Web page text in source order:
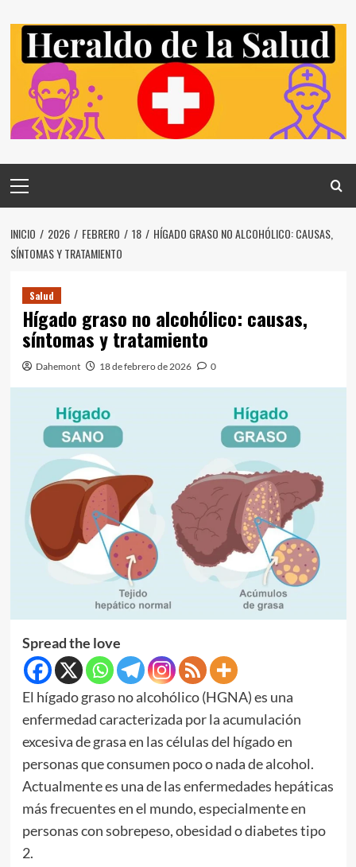
contenido
principal
INICIO 2026 FEBRERO 18
HÍGADO GRASO NO ALCOHÓLICO: CAUSAS,
SÍNTOMAS Y TRATAMIENTO
Salud
Hígado graso no alcohólico: causas,
síntomas y tratamiento
Dahemont 18 de febrero de 2026 0
Spread the love
El hígado graso no alcohólico (HGNA) es una
enfermedad caracterizada por la acumulación
excesiva de grasa en las células del hígado en
personas que consumen poco o nada de alcohol.
Actualmente es una de las enfermedades hepáticas
más frecuentes en el mundo, especialmente en
personas con sobrepeso, obesidad o diabetes tipo
2.